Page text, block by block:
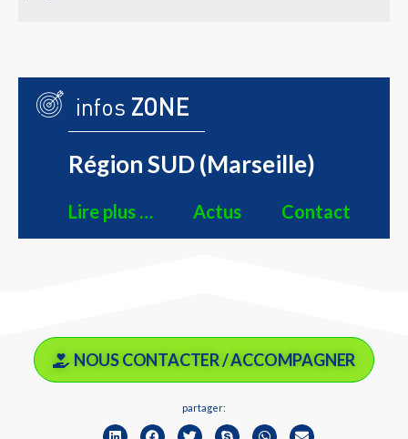
infos ZONE
Région SUD (Marseille)
Lire plus … Actus Contact
NOUS CONTACTER / ACCOMPAGNER
partager: